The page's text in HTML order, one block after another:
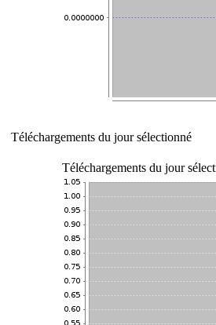
Téléchargements du jour sélectionné
Téléchargements du jour